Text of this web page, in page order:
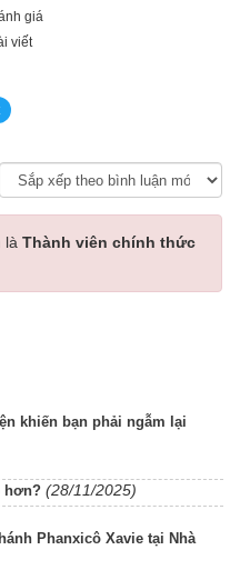
giá
viết
là Thành viên chính thức
khiến bạn phải ngẫm lại
hơn? (28/11/2025)
Phanxicô Xavie tại Nhà